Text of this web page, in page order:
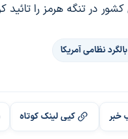
در تنگه هرمز را
نظامی آمریکا
خبر کپی لینک کوتاه